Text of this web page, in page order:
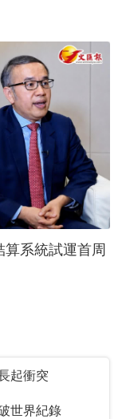
系統試運首周
起衝突
世界紀錄